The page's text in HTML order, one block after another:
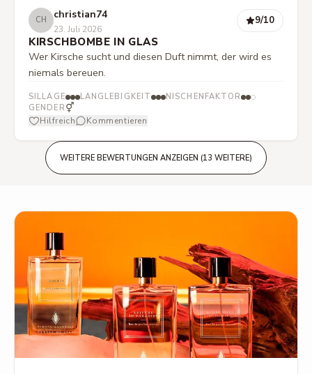
CH christian74
23. Juli 2026
9/10
KIRSCHBOMBE IN GLAS
Wer Kirsche sucht und diesen Duft nimmt, der wird es
niemals bereuen.
SILLAGE LANGLEBIGKEIT
NISCHENFAKTOR
GENDER ⚥
Hilfreich Kommentieren
WEITERE BEWERTUNGEN ANZEIGEN (13 WEITERE)